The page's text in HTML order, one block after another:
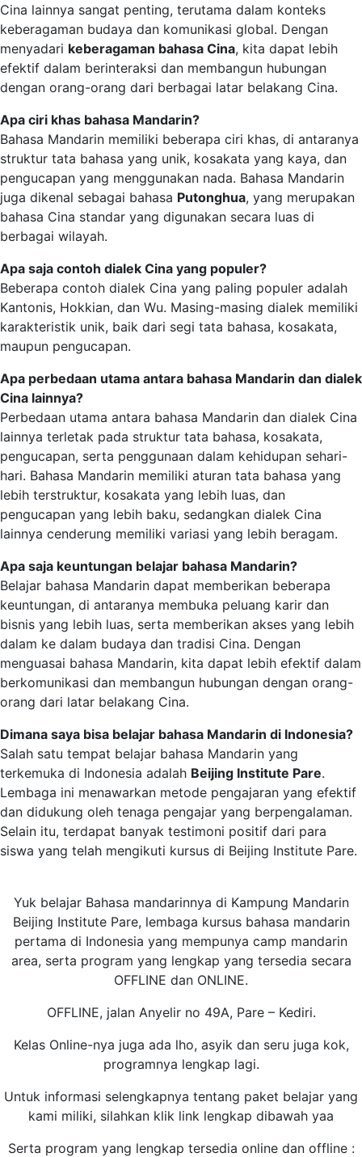
Cina lainnya sangat penting, terutama dalam konteks
keberagaman budaya dan komunikasi global. Dengan
menyadari keberagaman bahasa Cina, kita dapat lebih
efektif dalam berinteraksi dan membangun hubungan
dengan orang-orang dari berbagai latar belakang Cina.
Apa ciri khas bahasa Mandarin?
Bahasa Mandarin memiliki beberapa ciri khas, di antaranya
struktur tata bahasa yang unik, kosakata yang kaya, dan
pengucapan yang menggunakan nada. Bahasa Mandarin
juga dikenal sebagai bahasa Putonghua, yang merupakan
bahasa Cina standar yang digunakan secara luas di
berbagai wilayah.
Apa saja contoh dialek Cina yang populer?
Beberapa contoh dialek Cina yang paling populer adalah
Kantonis, Hokkian, dan Wu. Masing-masing dialek memiliki
karakteristik unik, baik dari segi tata bahasa, kosakata,
maupun pengucapan.
Apa perbedaan utama antara bahasa Mandarin dan dialek
Cina lainnya?
Perbedaan utama antara bahasa Mandarin dan dialek Cina
lainnya terletak pada struktur tata bahasa, kosakata,
pengucapan, serta penggunaan dalam kehidupan sehari-
hari. Bahasa Mandarin memiliki aturan tata bahasa yang
lebih terstruktur, kosakata yang lebih luas, dan
pengucapan yang lebih baku, sedangkan dialek Cina
lainnya cenderung memiliki variasi yang lebih beragam.
Apa saja keuntungan belajar bahasa Mandarin?
Belajar bahasa Mandarin dapat memberikan beberapa
keuntungan, di antaranya membuka peluang karir dan
bisnis yang lebih luas, serta memberikan akses yang lebih
dalam ke dalam budaya dan tradisi Cina. Dengan
menguasai bahasa Mandarin, kita dapat lebih efektif dalam
berkomunikasi dan membangun hubungan dengan orang-
orang dari latar belakang Cina.
Dimana saya bisa belajar bahasa Mandarin di Indonesia?
Salah satu tempat belajar bahasa Mandarin yang
terkemuka di Indonesia adalah Beijing Institute Pare.
Lembaga ini menawarkan metode pengajaran yang efektif
dan didukung oleh tenaga pengajar yang berpengalaman.
Selain itu, terdapat banyak testimoni positif dari para
siswa yang telah mengikuti kursus di Beijing Institute Pare.
Yuk belajar Bahasa mandarinnya di Kampung Mandarin
Beijing Institute Pare, lembaga kursus bahasa mandarin
pertama di Indonesia yang mempunya camp mandarin
area, serta program yang lengkap yang tersedia secara
OFFLINE dan ONLINE.
OFFLINE, jalan Anyelir no 49A, Pare – Kediri.
Kelas Online-nya juga ada lho, asyik dan seru juga kok,
programnya lengkap lagi.
Untuk informasi selengkapnya tentang paket belajar yang
kami miliki, silahkan klik link lengkap dibawah yaa
Serta program yang lengkap tersedia online dan offline :